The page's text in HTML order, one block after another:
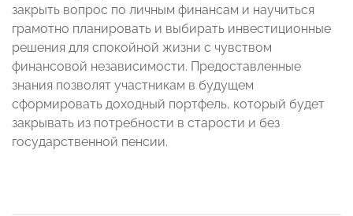
закрыть вопрос по личным финансам и научиться
грамотно планировать и выбирать инвестиционные
решения для спокойной жизни с чувством
финансовой независимости. Предоставленные
знания позволят участникам в будущем
сформировать доходный портфель, который будет
закрывать из потребности в старости и без
государственной пенсии.